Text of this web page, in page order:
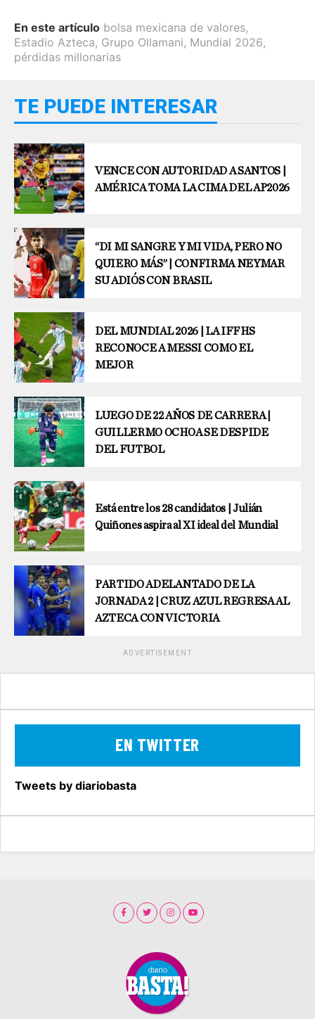
En este artículo bolsa mexicana de valores,
Estadio Azteca, Grupo Ollamani, Mundial 2026,
pérdidas millonarias
TE PUEDE INTERESAR
VENCE CON AUTORIDAD A SANTOS |
AMÉRICA TOMA LA CIMA DEL AP2026
“DI MI SANGRE Y MI VIDA, PERO NO
QUIERO MÁS” | CONFIRMA NEYMAR
SU ADIÓS CON BRASIL
DEL MUNDIAL 2026 | LA IFFHS
RECONOCE A MESSI COMO EL
MEJOR
LUEGO DE 22 AÑOS DE CARRERA |
GUILLERMO OCHOA SE DESPIDE
DEL FUTBOL
Está entre los 28 candidatos | Julián
Quiñones aspira al XI ideal del Mundial
PARTIDO ADELANTADO DE LA
JORNADA 2 | CRUZ AZUL REGRESA AL
AZTECA CON VICTORIA
ADVERTISEMENT
EN TWITTER
Tweets by diariobasta